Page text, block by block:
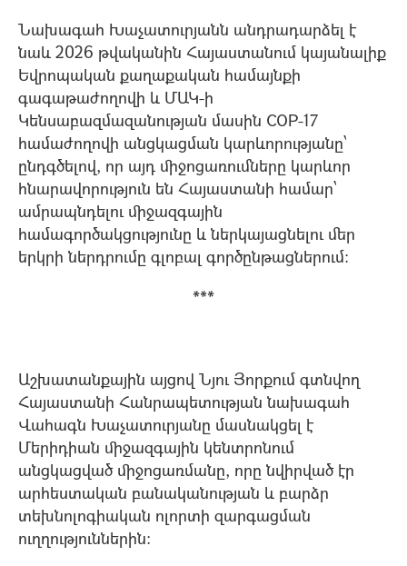
Նախագահ Խաչատուրյանն անդրադարձել է
նաև 2026 թվականին Հայաստանում կայանալիք
Եվրոպական քաղաքական համայնքի
գագաթաժողովի և ՄԱԿ-ի
Կենսաբազմազանության մասին COP-17
համաժողովի անցկացման կարևորությանը՝
ընդգծելով, որ այդ միջոցառումները կարևոր
հնարավորություն են Հայաստանի համար՝
ամրապնդելու միջազգային
համագործակցությունը և ներկայացնելու մեր
երկրի ներդրումը գլոբալ գործընթացներում։
***
Աշխատանքային այցով Նյու Յորքում գտնվող
Հայաստանի Հանրապետության նախագահ
Վահագն Խաչատուրյանը մասնակցել է
Մերիդիան միջազգային կենտրոնում
անցկացված միջոցառմանը, որը նվիրված էր
արհեստական բանականության և բարձր
տեխնոլոգիական ոլորտի զարգացման
ուղղություններին։